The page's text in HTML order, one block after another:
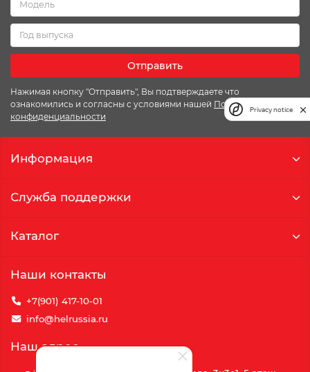
Отправить
Нажимая кнопку "Отправить", Вы подтверждаете что
ознакомились и согласны с условиями нашей Политики
конфиденциальности
Информация
Служба поддержки
Каталог
Наши контакты
+7(901) 417-10-01
info@helrussia.ru
Наш адрес
Privacy notice